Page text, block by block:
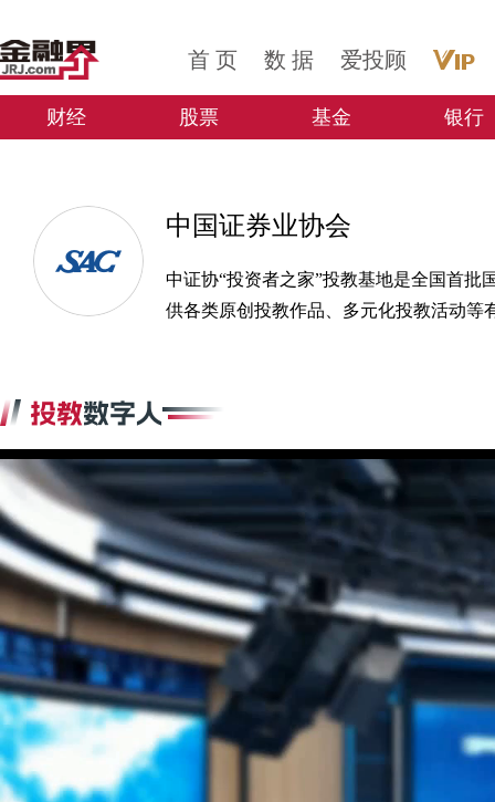
投教家园
首 页 数 据 爱投顾
财经 股票 基金 银行
中国证券业协会
中证协“投资者之家”投教基地是全国首批
供各类原创投教作品、多元化投教活动等